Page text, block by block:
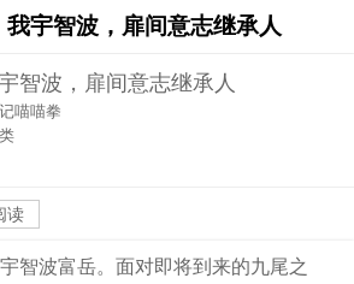
我宇智波，扉间意志继承人
智波，扉间意志继承人
喵喵拳
读
智波富岳。面对即将到来的九尾之